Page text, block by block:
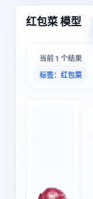
红包菜 模型
当前 1 个结果
标签：红包菜